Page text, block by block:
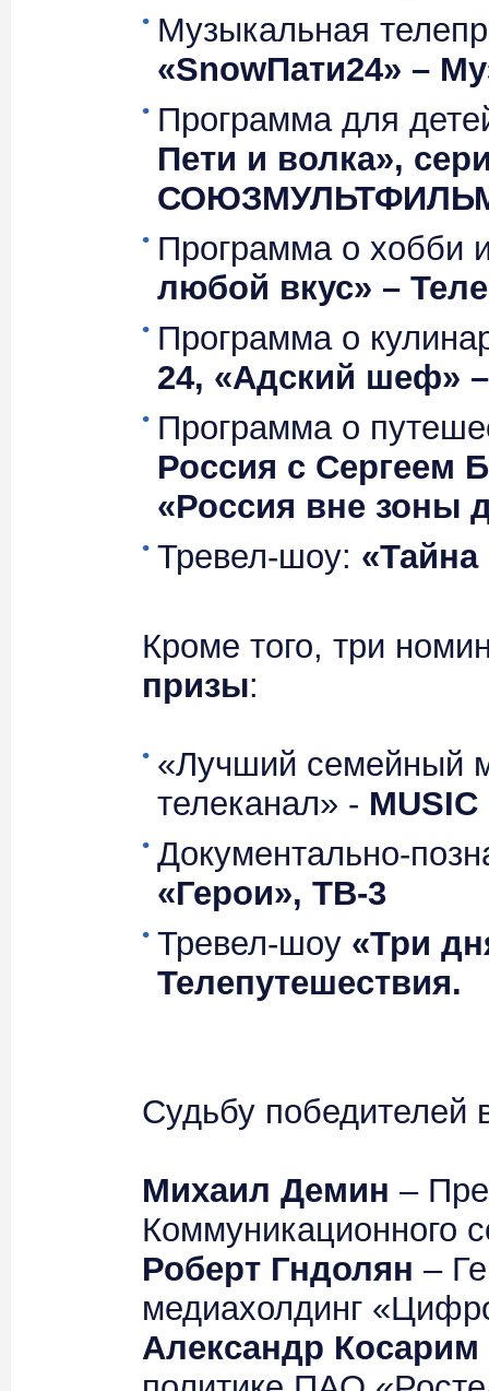
Музыкальная
«SnowПати24» –
Программа для
Пети и волка»,
Программа о хобби
любой вкус» –
Программа о
24, «Адский шеф»
Программа о
Россия с Сергеем
«Россия вне зоны
Тревел-шоу:
Кроме того, три
призы:
«Лучший семейный
телеканал» -
Документально-
«Герои», ТВ-3
Тревел-шоу «Три
Телепутешествия.
Судьбу победителей
Михаил Демин –
Коммуникационного
Роберт Гндолян –
медиахолдинг
Александр Косарим